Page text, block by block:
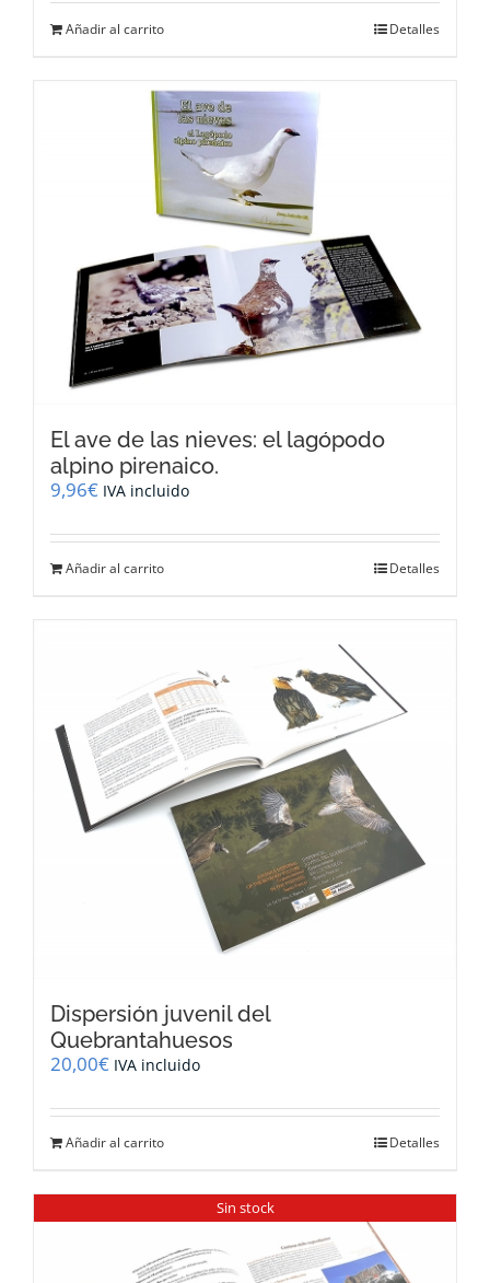
Añadir al carrito Detalles
El ave de las nieves: el lagópodo
alpino pirenaico.
9,96€ IVA incluido
Añadir al carrito Detalles
Dispersión juvenil del
Quebrantahuesos
20,00€ IVA incluido
Añadir al carrito Detalles
Sin stock